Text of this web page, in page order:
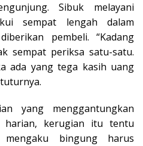
Sibuk melayani
sempat lengah dalam
pembeli. “Kadang
sempat periksa satu-satu.
ada yang tega kasih uang
yang menggantungkan
harian, kerugian itu tentu
bingung harus